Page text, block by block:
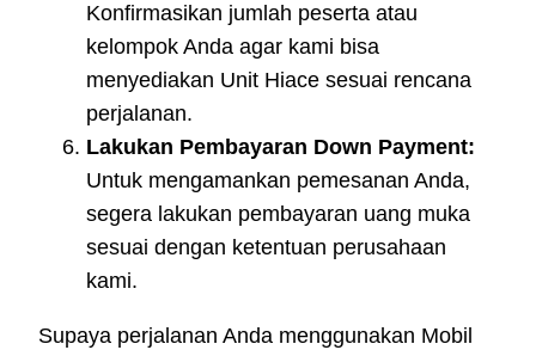
Konfirmasikan jumlah peserta atau
kelompok Anda agar kami bisa
menyediakan Unit Hiace sesuai rencana
perjalanan.
Lakukan Pembayaran Down Payment:
Untuk mengamankan pemesanan Anda,
segera lakukan pembayaran uang muka
sesuai dengan ketentuan perusahaan
kami.
Supaya perjalanan Anda menggunakan Mobil